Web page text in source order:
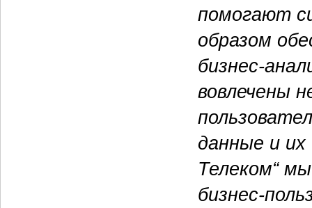
помогают
образом
бизнес-
вовлечены
данные и их
Телеком“
бизнес-